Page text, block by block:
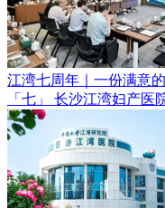
江湾七周年｜一份满意
「七」 长沙江湾妇产医